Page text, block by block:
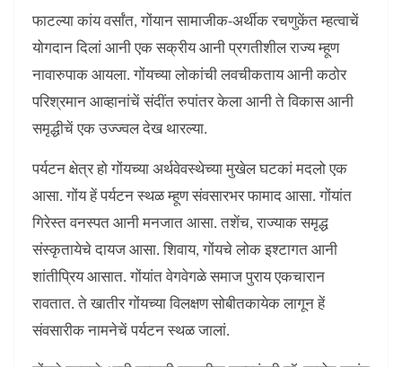
फाटल्या कांय वर्सांत, गोंयान सामाजीक-अर्थीक रचणुकेंत म्हत्वाचें
योगदान दिलां आनी एक सक्रीय आनी प्रगतीशील राज्य म्हूण
नावारुपाक आयला. गोंयच्या लोकांची लवचीकताय आनी कठोर
परिश्रमान आव्हानांचें संदींत रुपांतर केला आनी ते विकास आनी
समृद्धीचें एक उज्ज्वल देख थारल्या.
पर्यटन क्षेत्र हो गोंयच्या अर्थवेवस्थेच्या मुखेल घटकां मदलो एक
आसा. गोंय हें पर्यटन स्थळ म्हूण संवसारभर फामाद आसा. गोंयांत
गिरेस्त वनस्पत आनी मनजात आसा. तशेंच, राज्याक समृद्ध
संस्कृतायेचे दायज आसा. शिवाय, गोंयचे लोक इश्टागत आनी
शांतीप्रिय आसात. गोंयांत वेगवेगळे समाज पुराय एकचारान
रावतात. ते खातीर गोंयच्या विलक्षण सोबीतकायेक लागून हें
संवसारीक नामनेचें पर्यटन स्थळ जालां.